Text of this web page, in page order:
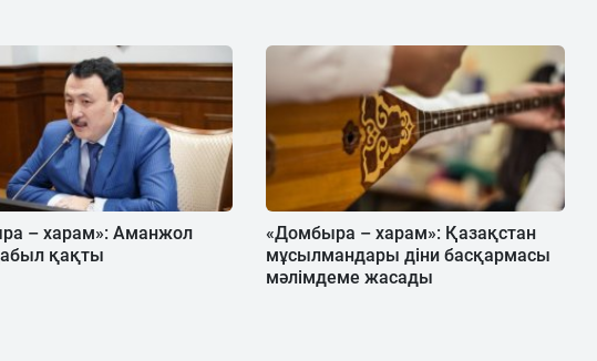
– харам»: Аманжол
қақты
«Домбыра – харам»: Қазақстан
мұсылмандары діни басқармасы
мәлімдеме жасады